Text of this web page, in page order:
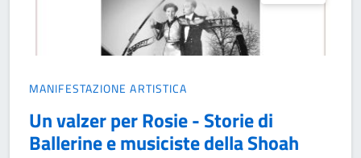
MANIFESTAZIONE ARTISTICA
Un valzer per Rosie - Storie di
Ballerine e musiciste della Shoah